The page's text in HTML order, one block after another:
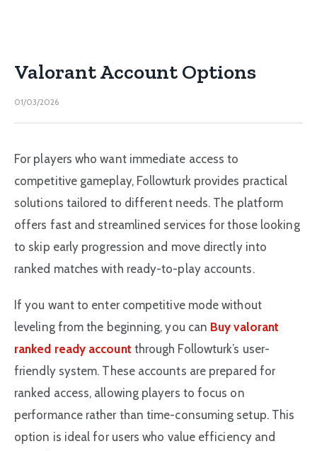
Valorant Account Options
01/03/2026
For players who want immediate access to
competitive gameplay, Followturk provides practical
solutions tailored to different needs. The platform
offers fast and streamlined services for those looking
to skip early progression and move directly into
ranked matches with ready-to-play accounts.
If you want to enter competitive mode without
leveling from the beginning, you can Buy valorant
ranked ready account through Followturk’s user-
friendly system. These accounts are prepared for
ranked access, allowing players to focus on
performance rather than time-consuming setup. This
option is ideal for users who value efficiency and